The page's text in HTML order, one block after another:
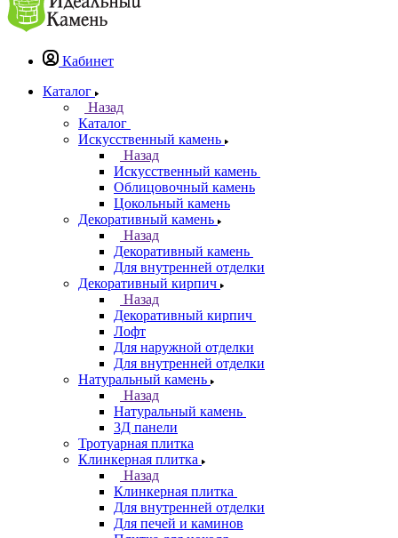
Кабинет
Каталог
Назад
Каталог
Искусственный камень
Назад
Искусственный камень
Облицовочный камень
Цокольный камень
Декоративный камень
Назад
Декоративный камень
Для внутренней отделки
Декоративный кирпич
Назад
Декоративный кирпич
Лофт
Для наружной отделки
Для внутренней отделки
Натуральный камень
Назад
Натуральный камень
3Д панели
Тротуарная плитка
Клинкерная плитка
Назад
Клинкерная плитка
Для внутренней отделки
Для печей и каминов